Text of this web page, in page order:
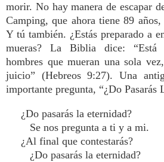
morir. No hay manera de escapar
Camping, que ahora tiene 89
Y tú también. ¿Estás preparado a
mueras? La Biblia dice: “Está
hombres que mueran una sola
juicio” (Hebreos 9:27). Una
importante pregunta, “¿Do Pasarás
¿Do pasarás la eternidad?
Se nos pregunta a ti y a mi.
¿Al final que contestarás?
¿Do pasarás la eternidad?